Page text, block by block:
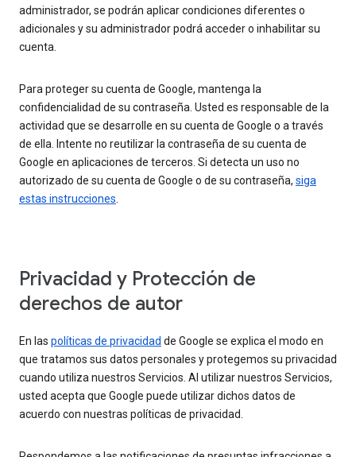
administrador, se podrán aplicar condiciones diferentes o
adicionales y su administrador podrá acceder o inhabilitar su
cuenta.
Para proteger su cuenta de Google, mantenga la
confidencialidad de su contraseña. Usted es responsable de la
actividad que se desarrolle en su cuenta de Google o a través
de ella. Intente no reutilizar la contraseña de su cuenta de
Google en aplicaciones de terceros. Si detecta un uso no
autorizado de su cuenta de Google o de su contraseña, siga
estas instrucciones.
Privacidad y Protección de
derechos de autor
En las políticas de privacidad de Google se explica el modo en
que tratamos sus datos personales y protegemos su privacidad
cuando utiliza nuestros Servicios. Al utilizar nuestros Servicios,
usted acepta que Google puede utilizar dichos datos de
acuerdo con nuestras políticas de privacidad.